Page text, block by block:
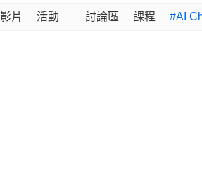
影片 活動 討論區 課程 #AI